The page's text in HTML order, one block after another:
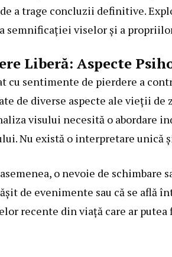
a trage concluzii definitive.
semnificației viselor și a
Liberă: Aspecte
cu sentimente de pierdere a
de diverse aspecte ale vieții de
visului necesită o abordare
Nu există o interpretare unică
o nevoie de schimbare
de evenimente sau că se află
recente din viață care ar putea